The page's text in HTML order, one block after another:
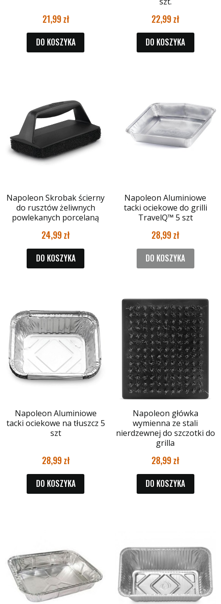
21,99
DO KOSZYKA
22,99
DO KOSZYKA
Napoleon Skrobak ścierny
do rusztów żeliwnych
powlekanych porcelaną
24,99
DO KOSZYKA
Napoleon Aluminiowe
tacki ociekowe do grilli
TravelQ™ 5 szt
28,99
DO KOSZYKA
Napoleon Aluminiowe
tacki ociekowe na tłuszcz 5
szt
28,99
DO KOSZYKA
Napoleon główka
wymienna ze stali
nierdzewnej do szczotki do
grilla
28,99
DO KOSZYKA